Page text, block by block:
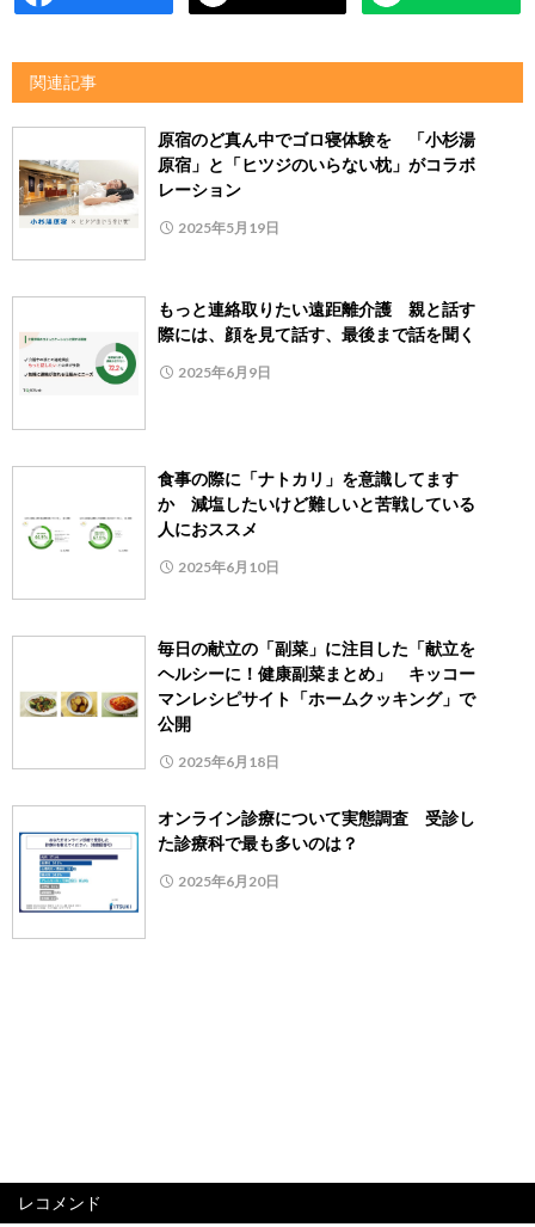
関連記事
原宿のど真ん中でゴロ寝体験を 「小杉湯
原宿」と「ヒツジのいらない枕」がコラボ
レーション
2025年5月19日
もっと連絡取りたい遠距離介護 親と話す
際には、顔を見て話す、最後まで話を聞く
2025年6月9日
食事の際に「ナトカリ」を意識してます
か 減塩したいけど難しいと苦戦している
人におススメ
2025年6月10日
毎日の献立の「副菜」に注目した「献立を
ヘルシーに！健康副菜まとめ」 キッコー
マンレシピサイト「ホームクッキング」で
公開
2025年6月18日
オンライン診療について実態調査 受診し
た診療科で最も多いのは？
2025年6月20日
レコメンド